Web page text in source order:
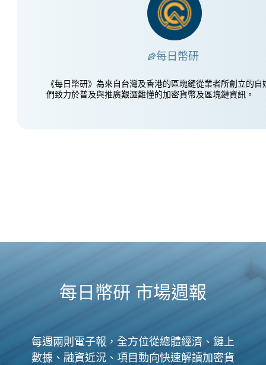
每日幣研
《每日幣研》為來自台灣及香港的區塊鏈從業者所創立的自
們致力於普及與推廣艱澀難懂的加密貨幣及區塊鏈資訊。
每日幣研 市場週報
每週兩則電子報，全方位從總體經濟、鏈上
數據、融資近況、項目動向快速解讀加密貨